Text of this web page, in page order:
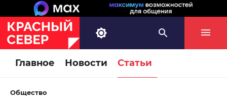
Главное Новости Статьи
Общество